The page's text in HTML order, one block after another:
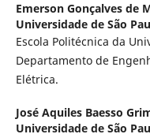
Emerson Gonçalves de
Universidade de São
Escola Politécnica da
Departamento de
Elétrica.
José Aquiles Baesso
Universidade de São